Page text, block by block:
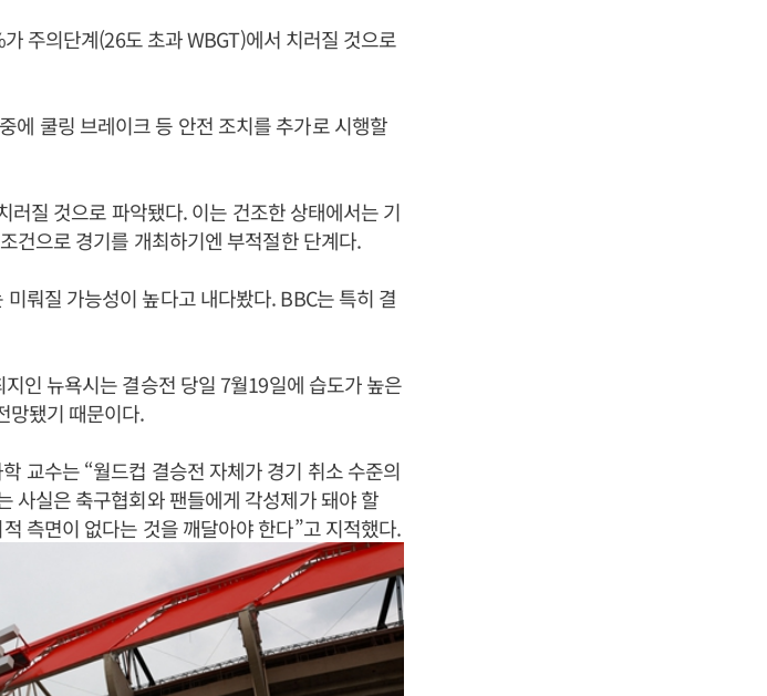
주의단계(26도 초과 WBGT)에서 치러질 것으로
에 쿨링 브레이크 등 안전 조치를 추가로 시행할
질 것으로 파악됐다. 이는 건조한 상태에서는 기
건으로 경기를 개최하기엔 부적절한 단계다.
뤄질 가능성이 높다고 내다봤다. BBC는 특히 결
인 뉴욕시는 결승전 당일 7월19일에 습도가 높은
망됐기 때문이다.
교수는 “월드컵 결승전 자체가 경기 취소 수준의
사실은 축구협회와 팬들에게 각성제가 돼야 할
측면이 없다는 것을 깨달아야 한다”고 지적했다.